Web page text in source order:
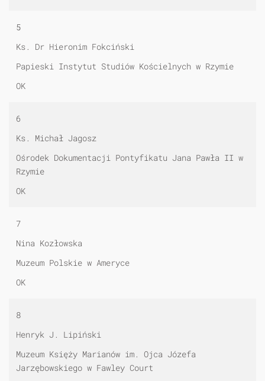
5
Ks. Dr Hieronim Fokciński
Papieski Instytut Studiów Kościelnych w Rzymie
OK
6
Ks. Michał Jagosz
Ośrodek Dokumentacji Pontyfikatu Jana Pawła II w
Rzymie
OK
7
Nina Kozłowska
Muzeum Polskie w Ameryce
OK
8
Henryk J. Lipiński
Muzeum Księży Marianów im. Ojca Józefa
Jarzębowskiego w Fawley Court